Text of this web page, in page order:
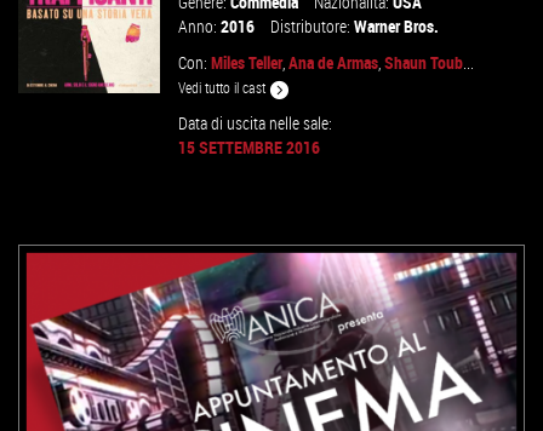
VAI ALLA SCHEDA
Anno:2016 Distributore:Warner Bros.
Con:Miles Teller,Ana de Armas,Shaun Toub...
Vedi tutto il cast
Data di uscita nelle sale:
15 SETTEMBRE 2016